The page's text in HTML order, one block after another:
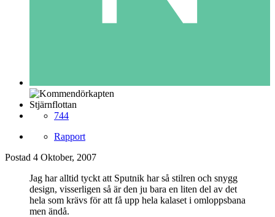
Stjärnflottan
744
Rapport
Postad 4 Oktober, 2007
Jag har alltid tyckt att Sputnik har så stilren och snygg
design, visserligen så är den ju bara en liten del av det
hela som krävs för att få upp hela kalaset i omloppsbana
men ändå.